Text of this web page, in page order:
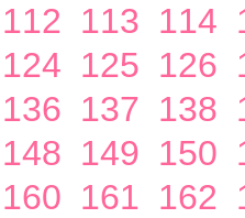
112 113 114
124 125 126
136 137 138
148 149 150
160 161 162